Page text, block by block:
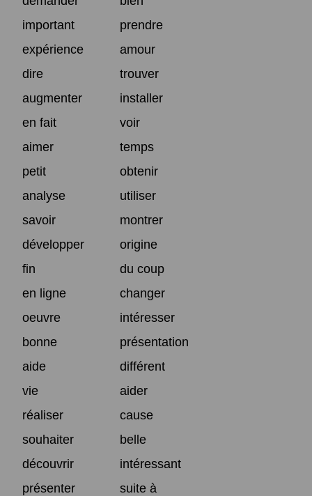
important
prendre
expérience
amour
dire
trouver
augmenter
installer
en fait
voir
aimer
temps
petit
obtenir
analyse
utiliser
savoir
montrer
développer
origine
fin
du coup
en ligne
changer
oeuvre
intéresser
bonne
présentation
aide
différent
vie
aider
réaliser
cause
souhaiter
belle
découvrir
intéressant
présenter
suite à